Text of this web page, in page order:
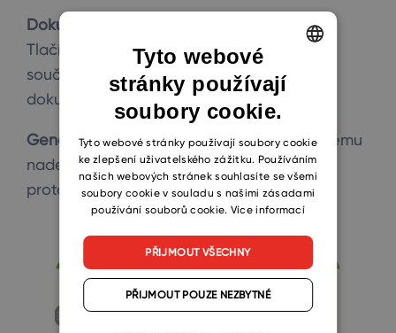
Dokumenty a integrace s Microsoft Office
Tlačítko Uložit do eWay-CRM je nedílnou
součástí Microsoft Wordu a Excelu. Uložte
dokument k zakázce na jeden klik.
Generování dokumentů. Nechte si do systému
nadefinovat korporátní šablony. Předávací
protokol k zakázce pak vyjedete raz dva.
ENGLISH
CZECH
SLOVAK
Tyto webové
stránky používají
soubory cookie.
Tyto webové stránky používají soubory cookie
ke zlepšení uživatelského zážitku. Používáním
našich webových stránek souhlasíte se všemi
soubory cookie v souladu s našimi zásadami
používání souborů cookie. Více informací
PŘIJMOUT VŠECHNY
PŘIJMOUT POUZE NEZBYTNÉ